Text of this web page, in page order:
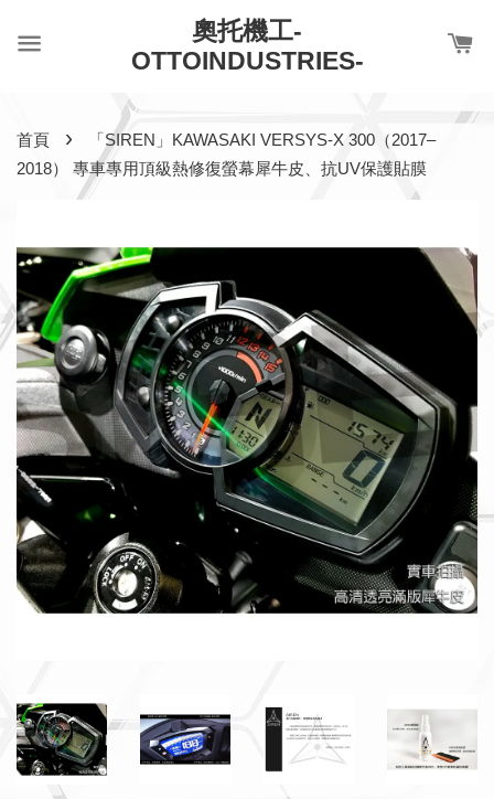
奧托機工-
OTTOINDUSTRIES-
首頁 ›
「SIREN」KAWASAKI VERSYS-X 300（2017–
2018） 專車專用頂級熱修復螢幕犀牛皮、抗UV保護貼膜